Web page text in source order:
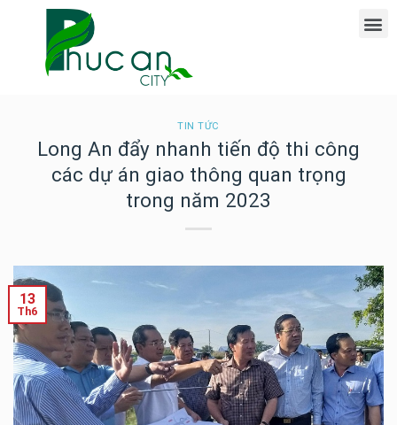
TIN TỨC
Long An đẩy nhanh tiến độ thi công
các dự án giao thông quan trọng
trong năm 2023
13
Th6